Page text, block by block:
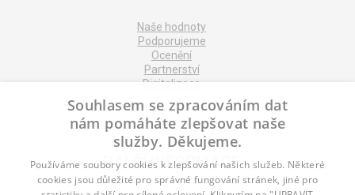
Naše hodnoty
Podporujeme
Ocenění
Partnerství
Digitalizace
DALŠÍ INFORMACE
Souhlasem se zpracováním dat
nám pomáháte zlepšovat naše
služby. Děkujeme.
Používáme soubory cookies k zlepšování našich služeb. Některé
cookies jsou důležité pro správné fungování stránek, jiné pro